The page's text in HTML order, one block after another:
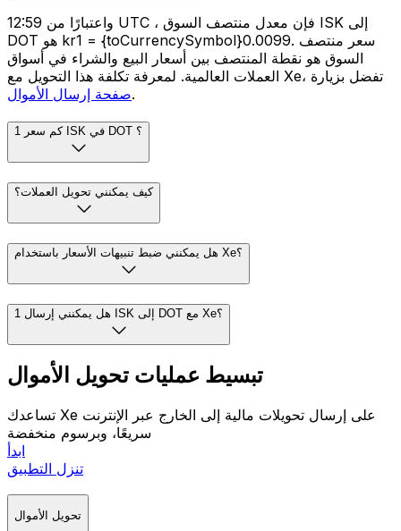
واعتبارًا من 12:59 UTC ، فإن معدل منتصف السوق ISK إلى
DOT هو kr1 = {toCurrencySymbol}0.0099. سعر منتصف
السوق هو نقطة المنتصف بين أسعار البيع والشراء في أسواق
العملات العالمية. لمعرفة تكلفة هذا التحويل مع Xe، تفضل بزيارة
صفحة إرسال الأموال.
كم سعر 1 ISK في DOT ؟
كيف يمكنني تحويل العملات؟
هل يمكنني ضبط تنبيهات الأسعار باستخدام Xe؟
هل يمكنني إرسال 1 ISK إلى DOT مع Xe؟
تبسيط عمليات تحويل الأموال
تساعدك Xe على إرسال تحويلات مالية إلى الخارج عبر الإنترنت
سريعًا، وبرسوم منخفضة
ابدأ
تنزل التطبيق
تحويل الأموال